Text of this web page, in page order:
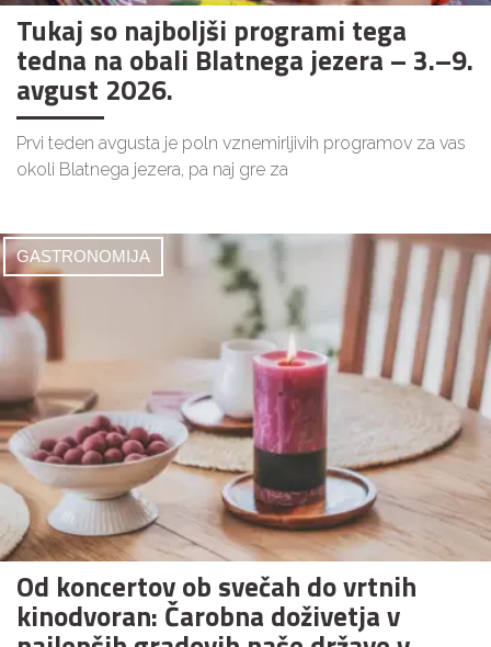
Tukaj so najboljši programi tega
tedna na obali Blatnega jezera – 3.–9.
avgust 2026.
Prvi teden avgusta je poln vznemirljivih programov za vas
okoli Blatnega jezera, pa naj gre za
GASTRONOMIJA
Od koncertov ob svečah do vrtnih
kinodvoran: Čarobna doživetja v